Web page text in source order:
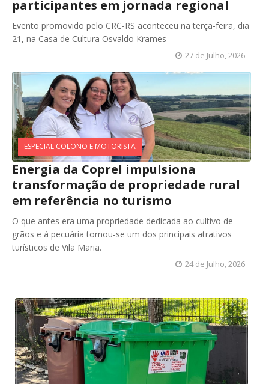
participantes em jornada regional
Evento promovido pelo CRC-RS aconteceu na terça-feira, dia
21, na Casa de Cultura Osvaldo Krames
27 de Julho, 2026
ESPECIAL COLONO E MOTORISTA
Energia da Coprel impulsiona
transformação de propriedade rural
em referência no turismo
O que antes era uma propriedade dedicada ao cultivo de
grãos e à pecuária tornou-se um dos principais atrativos
turísticos de Vila Maria.
24 de Julho, 2026